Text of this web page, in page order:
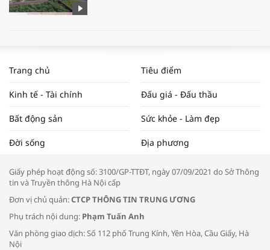
NAM NĂM 2024 VÀ NĂM 2025 | NHỊP
ĐẬP THỊ TRƯỜNG #62
Tọa đàm “Xúc tiến thương mại: Khơi
Bác sĩ tư vấn cách phòng tránh bệnh
đường hô hấp trong thời tiết giao mùa
Trang chủ Tiêu điểm
Kinh tế - Tài chính Đấu giá - Đấu thầu
Bất động sản Sức khỏe - Làm đẹp
Đời sống Địa phương
Giấy phép hoạt động số: 3100/GP-TTĐT, ngày 07/09/2021 do Sở Thông
tin và Truyền thông Hà Nội cấp
Đơn vị chủ quản:CTCP THÔNG TIN TRUNG ƯƠNG
Phụ trách nội dung: Phạm Tuấn Anh
Văn phòng giao dịch: Số 112 phố Trung Kính, Yên Hòa, Cầu Giấy, Hà
Nội